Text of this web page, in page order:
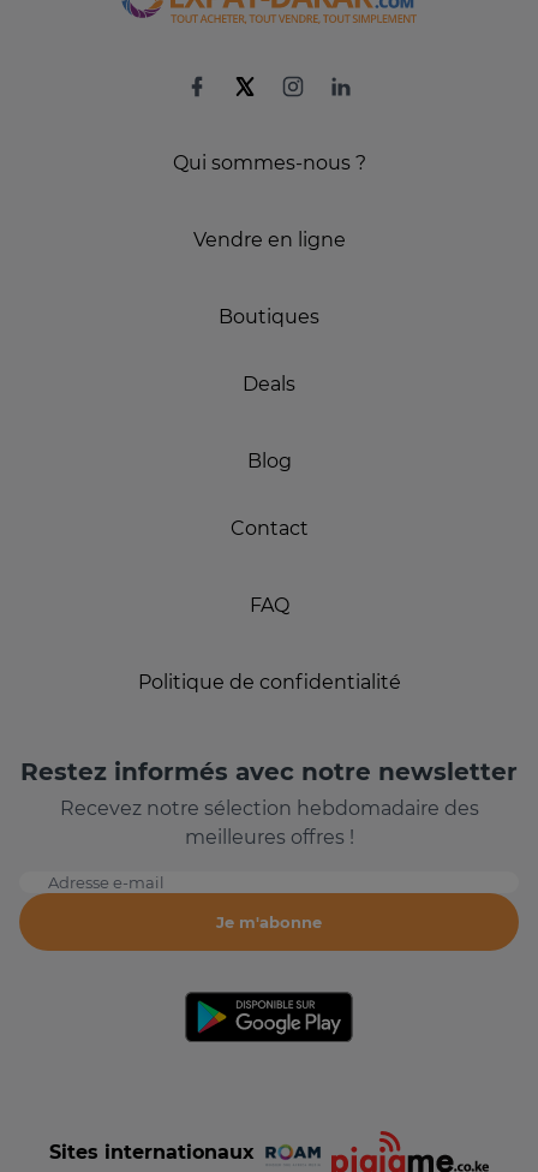
Qui sommes-nous ?
Vendre en ligne
Boutiques
Deals
Blog
Contact
FAQ
Politique de confidentialité
Restez informés avec notre newsletter
Recevez notre sélection hebdomadaire des
meilleures offres !
Adresse e-mail
Je m'abonne
Sites internationaux